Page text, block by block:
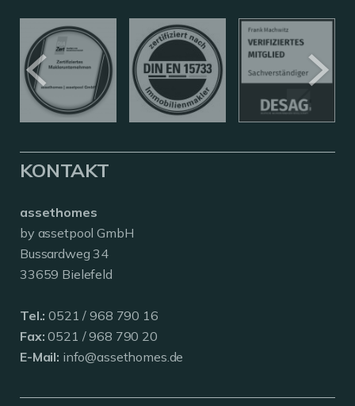
KONTAKT
assethomes
by assetpool GmbH
Bussardweg 34
33659 Bielefeld
Tel.: 0521 / 968 790 16
Fax: 0521 / 968 790 20
E-Mail: info@assethomes.de